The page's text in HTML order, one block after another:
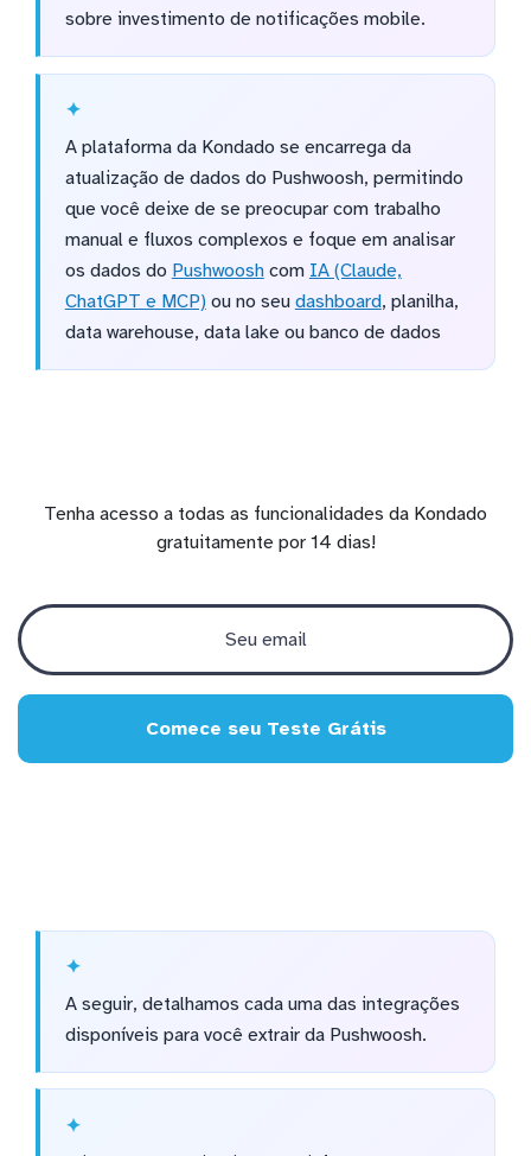
sobre investimento de notificações mobile.
A plataforma da Kondado se encarrega da
atualização de dados do Pushwoosh, permitindo
que você deixe de se preocupar com trabalho
manual e fluxos complexos e foque em analisar
os dados do Pushwooshcom IA (Claude,
ChatGPT e MCP)ou no seu dashboard, planilha,
data warehouse, data lake ou banco de dados
Tenha acesso a todas as funcionalidades da Kondado
gratuitamente por 14 dias!
Comece seu Teste Grátis
A seguir, detalhamos cada uma das integrações
disponíveis para você extrair da Pushwoosh.